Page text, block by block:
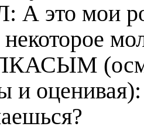
А это мои
и